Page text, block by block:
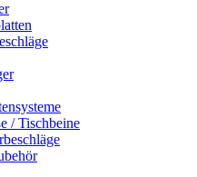
/ Tischbeine